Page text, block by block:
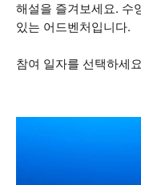
해설을 즐겨보세요. 수
있는 어드벤처입니다.
참여 일자를 선택하세